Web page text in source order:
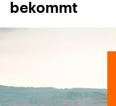
bekommt